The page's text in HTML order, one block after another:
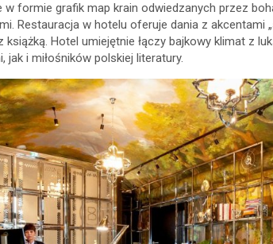
formie grafik map krain odwiedzanych przez
Restauracja w hotelu oferuje dania z akcentami
Hotel umiejętnie łączy bajkowy klimat z
i miłośników polskiej literatury.